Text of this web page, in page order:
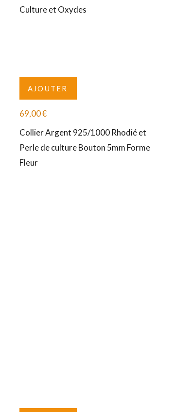
Culture et Oxydes
AJOUTER
69,00€
Collier Argent 925/1000 Rhodié et
Perle de culture Bouton 5mm Forme
Fleur